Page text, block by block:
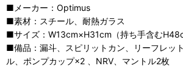
■メーカー：Optimus
■素材：スチール、耐熱ガラス
■サイズ：W13cm×H31cm（持ち手含む
■備品：漏斗、スピリットカン、リーフレッ
ル、ポンプカップ×2 、NRV、マントル2枚